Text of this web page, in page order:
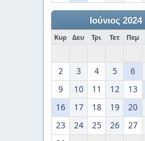
Ιούνιος 2024
Κυρ Δευ Τρι Τετ Πεμ
2
3 4 5 6
9
10 11 12 13
16
17 18 19 20
23
24 25 26 27